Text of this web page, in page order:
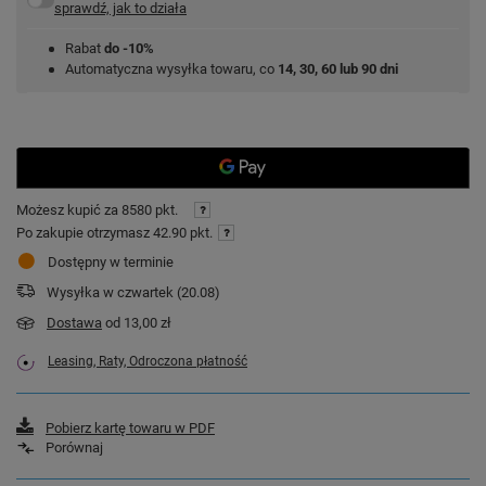
sprawdź, jak to działa
Rabat do -10%
Automatyczna wysyłka towaru, co 14, 30, 60 lub 90 dni
Możesz kupić za 8580 pkt.
Po zakupie otrzymasz 42.90 pkt.
Dostępny w terminie
Wysyłka w czwartek (20.08)
Dostawa od 13,00 zł
Leasing, Raty, Odroczona płatność
Pobierz kartę towaru w PDF
Porównaj